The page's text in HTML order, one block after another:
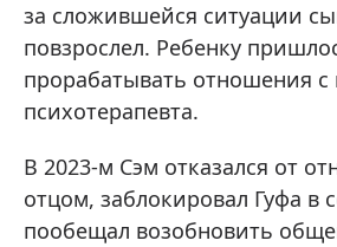
за сложившейся ситуации
повзрослел. Ребенку
прорабатывать отношения с
психотерапевта.
В 2023-м Сэм отказался от
отцом, заблокировал Гуфа в
пообещал возобновить